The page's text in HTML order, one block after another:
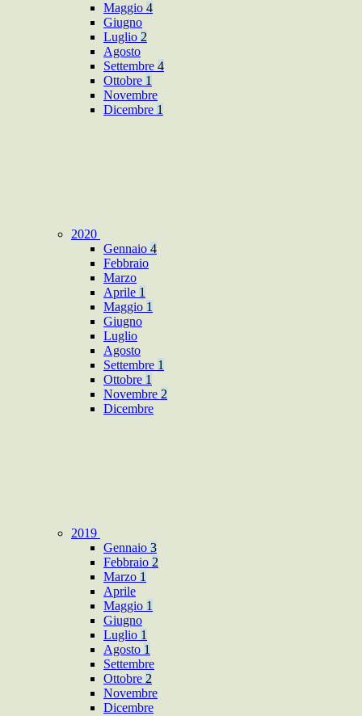
Maggio 4
Giugno
Luglio 2
Agosto
Settembre 4
Ottobre 1
Novembre
Dicembre 1
2020
Gennaio 4
Febbraio
Marzo
Aprile 1
Maggio 1
Giugno
Luglio
Agosto
Settembre 1
Ottobre 1
Novembre 2
Dicembre
2019
Gennaio 3
Febbraio 2
Marzo 1
Aprile
Maggio 1
Giugno
Luglio 1
Agosto 1
Settembre
Ottobre 2
Novembre
Dicembre